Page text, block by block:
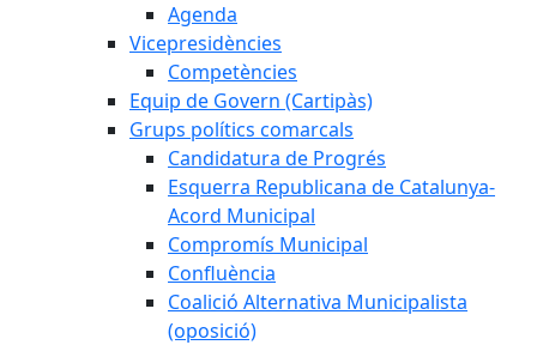
Agenda
Vicepresidències
Competències
Equip de Govern (Cartipàs)
Grups polítics comarcals
Candidatura de Progrés
Esquerra Republicana de Catalunya-
Acord Municipal
Compromís Municipal
Confluència
Coalició Alternativa Municipalista
(oposició)